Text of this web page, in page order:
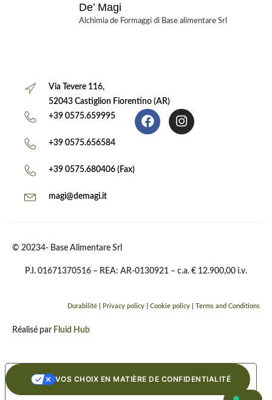
De’ Magi
Alchimia de Formaggi di Base alimentare Srl
Via Tevere 116,
52043 Castiglion Fiorentino (AR)
+39 0575.659995
+39 0575.656584
+39 0575.680406 (Fax)
magi@demagi.it
© 20234- Base Alimentare Srl
P.I. 01671370516 – REA: AR-0130921 – c.a. € 12.900,00 i.v.
Durabilité Privacy policy Cookie policy Terms and Conditions
Réalisé par Fluid Hub
VOS CHOIX EN MATIÈRE DE CONFIDENTIALITÉ